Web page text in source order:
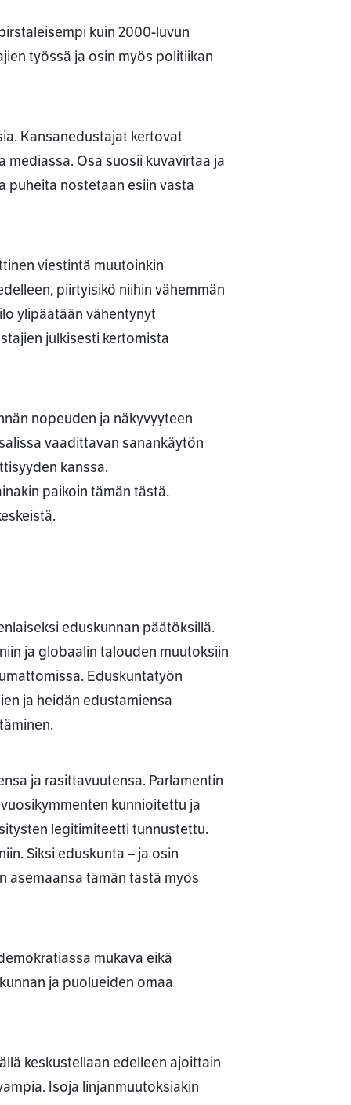
kuin 2000-luvun
työssä ja osin myös politiikan
Kansanedustajat kertovat
Osa suosii kuvavirtaa ja
puheita nostetaan esiin vasta
viestintä muutoinkin
piirtyisikö niihin vähemmän
ylipäätään vähentynyt
julkisesti kertomista
nopeuden ja näkyvyyteen
vaadittavan sanankäytön
kanssa.
paikoin tämän tästä.
eduskunnan päätöksillä.
ja globaalin talouden muutoksiin
Eduskuntatyön
ja heidän edustamiensa
ja rasittavuutensa. Parlamentin
kunnioitettu ja
legitimiteetti tunnustettu.
Siksi eduskunta – ja osin
asemaansa tämän tästä myös
mukava eikä
ja puolueiden omaa
keskustellaan edelleen ajoittain
Isoja linjanmuutoksiakin